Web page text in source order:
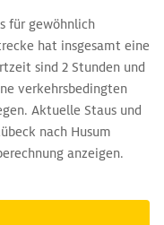
für gewöhnlich
hat insgesamt eine
sind 2 Stunden und
verkehrsbedingten
Aktuelle Staus und
nach Husum
anzeigen.